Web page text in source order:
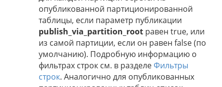
опубликованной партиционированной
таблицы, если параметр публикации
publish_via_partition_root равен true, или
из самой партиции, если он равен false (по
умолчанию). Подробную информацию о
фильтрах строк см. в разделеФильтры
строк. Аналогично для опубликованных